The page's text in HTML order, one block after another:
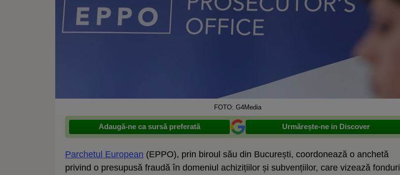
FOTO: G4Media
Adaugă-ne ca sursă preferată Urmărește-ne in Discover
Parchetul European (EPPO), prin biroul său din București, coordonează o anchetă
privind o presupusă fraudă în domeniul achizițiilor și subvențiilor, care vizează fonduri